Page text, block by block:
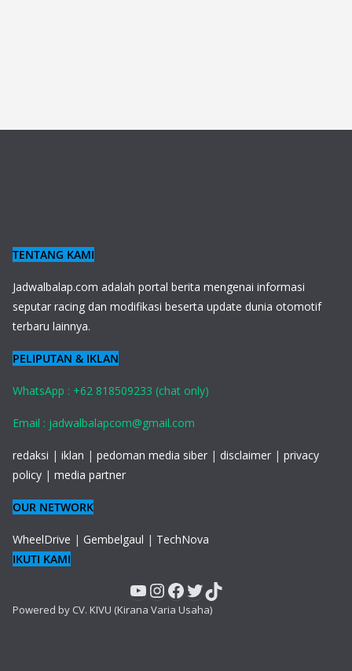
TENTANG KAMI
Jadwalbalap.com adalah portal berita mengenai informasi
seputar racing dan modifikasi beserta update dunia otomotif
terbaru lainnya.
PELIPUTAN & IKLAN
WhatsApp : +62 818509233 (chat only)
Email : jadwalbalapcom@gmail.com
redaksi | iklan | pedoman media siber | disclaimer | privacy
policy | media partner
OUR NETWORK
WheelDrive | Gembelgaul | TechNova
IKUTI KAMI
YouTube
Instagram
Facebook
Twitter
TikTok
Powered by CV. KIVU (Kirana Varia Usaha)